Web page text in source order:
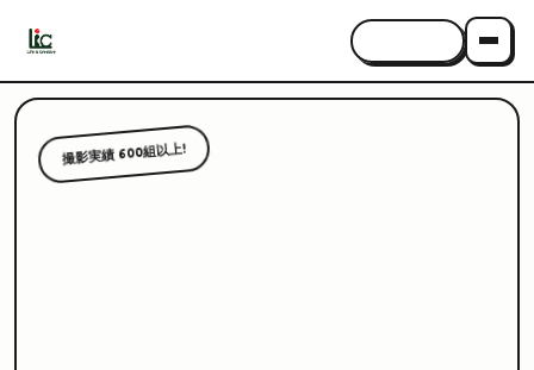
撮影実績 600組以上!